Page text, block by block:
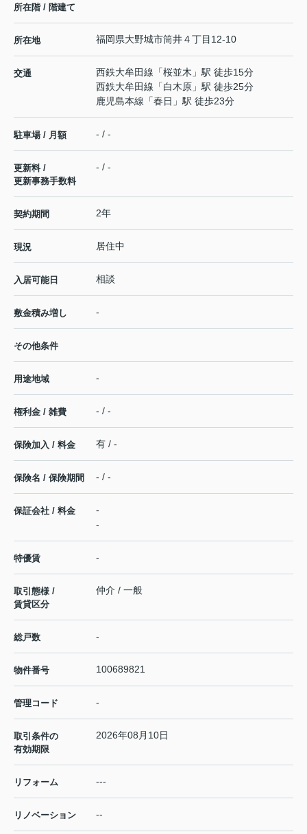
所在階 / 階建て
所在地 福岡県大野城市筒井４丁目12-10
交通 西鉄大牟田線 「桜並木 」駅 徒歩15分
西鉄大牟田線 「白木原 」駅 徒歩25分
鹿児島本線 「春日 」駅 徒歩23分
駐車場 / 月額 - / -
更新料 /
更新事務手数料
- / -
契約期間 2年
現況 居住中
入居可能日 相談
敷金積み増し -
その他条件
用途地域 -
権利金 / 雑費 - / -
保険加入 / 料金 有 / -
保険名 / 保険期間 - / -
保証会社 / 料金
-
-
特優賃 -
取引態様 /
賃貸区分
仲介 / 一般
総戸数 -
物件番号 100689821
管理コード -
取引条件の
有効期限
2026年08月10日
リフォーム ---
リノベーション --